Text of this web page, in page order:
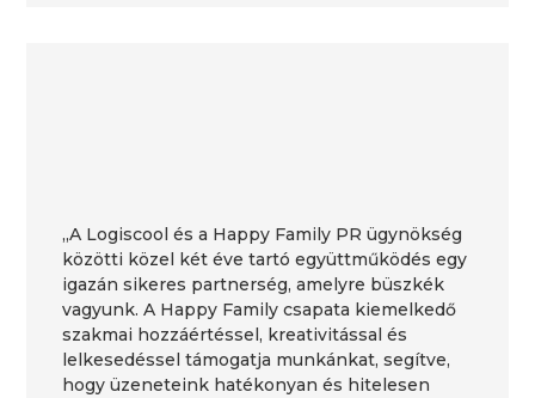
„A Logiscool és a Happy Family PR ügynökség
közötti közel két éve tartó együttműködés egy
igazán sikeres partnerség, amelyre büszkék
vagyunk. A Happy Family csapata kiemelkedő
szakmai hozzáértéssel, kreativitással és
lelkesedéssel támogatja munkánkat, segítve,
hogy üzeneteink hatékonyan és hitelesen